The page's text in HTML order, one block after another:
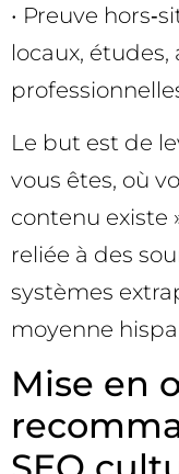
• Preuve
locaux, études,
Le but est de
vous êtes, où
contenu existe
reliée à des
systèmes
moyenne
Mise en